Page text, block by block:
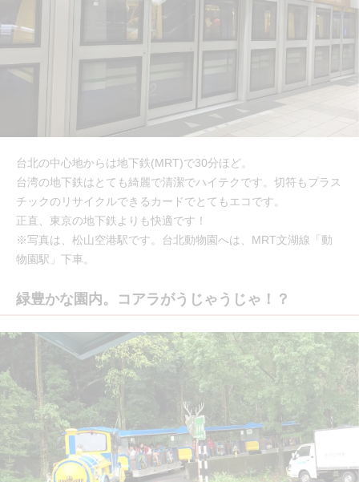
台北の中心地からは地下鉄(MRT)で30分ほど。
台湾の地下鉄はとても綺麗で清潔でハイテクです。切符もプラス
チックのリサイクルできるカードでとてもエコです。
正直、東京の地下鉄よりも快適です！
※写真は、松山空港駅です。台北動物園へは、MRT文湖線「動
物園駅」下車。
緑豊かな園内。コアラがうじゃうじゃ！？